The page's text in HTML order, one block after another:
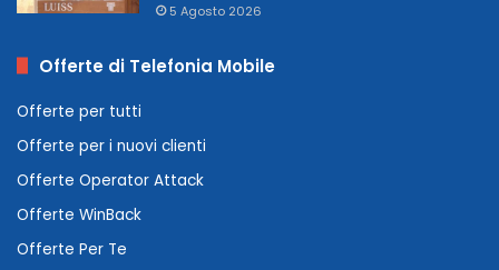
5 Agosto 2026
Offerte di Telefonia Mobile
Offerte per tutti
Offerte per i nuovi clienti
Offerte Operator Attack
Offerte WinBack
Offerte Per Te